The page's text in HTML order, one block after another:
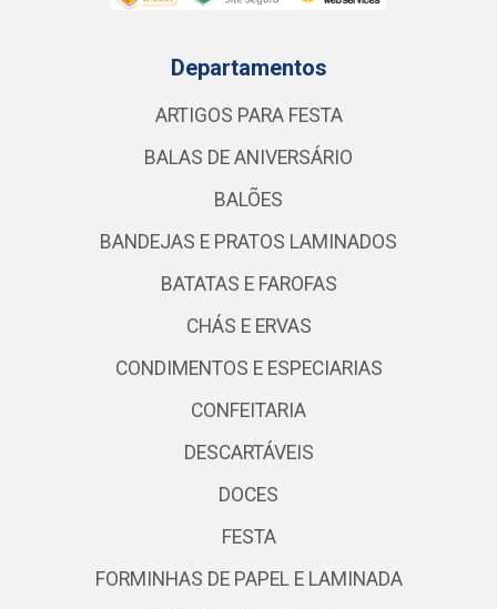
Departamentos
ARTIGOS PARA FESTA
BALAS DE ANIVERSÁRIO
BALÕES
BANDEJAS E PRATOS LAMINADOS
BATATAS E FAROFAS
CHÁS E ERVAS
CONDIMENTOS E ESPECIARIAS
CONFEITARIA
DESCARTÁVEIS
DOCES
FESTA
FORMINHAS DE PAPEL E LAMINADA